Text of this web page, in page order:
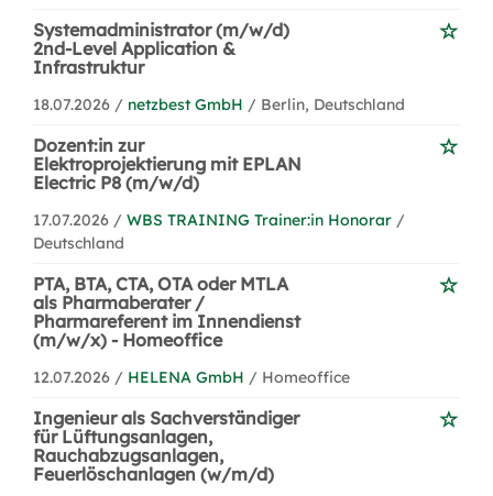
Systemadministrator (m/w/d)
2nd-Level Application &
Infrastruktur
18.07.2026 / netzbest GmbH / Berlin, Deutschland
Dozent:in zur
Elektroprojektierung mit EPLAN
Electric P8 (m/w/d)
17.07.2026 / WBS TRAINING Trainer:in Honorar /
Deutschland
PTA, BTA, CTA, OTA oder MTLA
als Pharmaberater /
Pharmareferent im Innendienst
(m/w/x) - Homeoffice
12.07.2026 / HELENA GmbH / Homeoffice
Ingenieur als Sachverständiger
für Lüftungsanlagen,
Rauchabzugsanlagen,
Feuerlöschanlagen (w/m/d)